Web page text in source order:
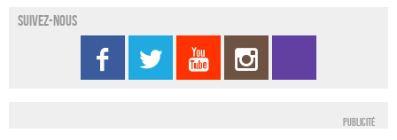
Suivez-nous
Publicité